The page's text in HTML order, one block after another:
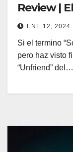
Review |
ENE 12, 2024
Si el termino
pero haz visto
“Unfriend” del…